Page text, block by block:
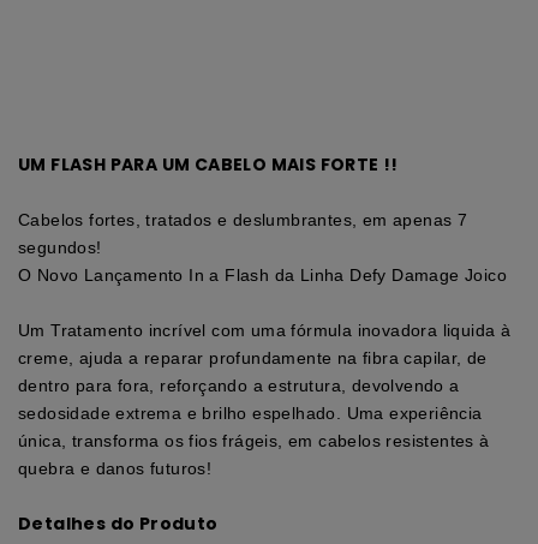
UM FLASH PARA UM CABELO MAIS FORTE !!
Cabelos fortes, tratados e deslumbrantes, em apenas 7
segundos!
O Novo Lançamento In a Flash da Linha Defy Damage Joico
Um Tratamento incrível com uma fórmula inovadora liquida à
creme, ajuda a reparar profundamente na fibra capilar, de
dentro para fora, reforçando a estrutura, devolvendo a
sedosidade extrema e brilho espelhado. Uma experiência
única, transforma os fios frágeis, em cabelos resistentes à
quebra e danos futuros!
Detalhes do Produto